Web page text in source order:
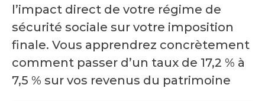
l’impact direct de votre régime de
sécurité sociale sur votre imposition
finale. Vous apprendrez concrètement
comment passer d’un taux de 17,2 % à
7,5 % sur vos revenus du patrimoine